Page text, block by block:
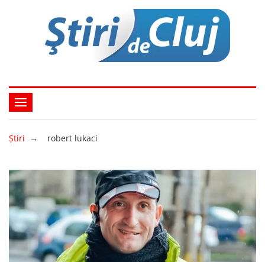
Ştiri → robert lukaci